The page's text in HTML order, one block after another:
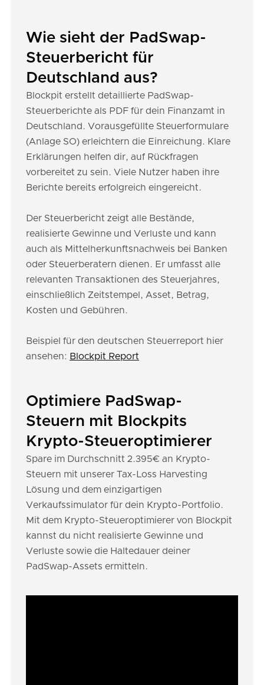
Wie sieht der PadSwap-
Steuerbericht für
Deutschland aus?
Blockpit erstellt detaillierte PadSwap-
Steuerberichte als PDF für dein Finanzamt in
Deutschland. Vorausgefüllte Steuerformulare
(Anlage SO) erleichtern die Einreichung. Klare
Erklärungen helfen dir, auf Rückfragen
vorbereitet zu sein. Viele Nutzer haben ihre
Berichte bereits erfolgreich eingereicht.
Der Steuerbericht zeigt alle Bestände,
realisierte Gewinne und Verluste und kann
auch als Mittelherkunftsnachweis bei Banken
oder Steuerberatern dienen. Er umfasst alle
relevanten Transaktionen des Steuerjahres,
einschließlich Zeitstempel, Asset, Betrag,
Kosten und Gebühren.
Beispiel für den deutschen Steuerreport hier
ansehen: Blockpit Report
Optimiere PadSwap-
Steuern mit Blockpits
Krypto-Steueroptimierer
Spare im Durchschnitt 2.395€ an Krypto-
Steuern mit unserer Tax-Loss Harvesting
Lösung und dem einzigartigen
Verkaufssimulator für dein Krypto-Portfolio.
Mit dem Krypto-Steueroptimierer von Blockpit
kannst du nicht realisierte Gewinne und
Verluste sowie die Haltedauer deiner
PadSwap-Assets ermitteln.